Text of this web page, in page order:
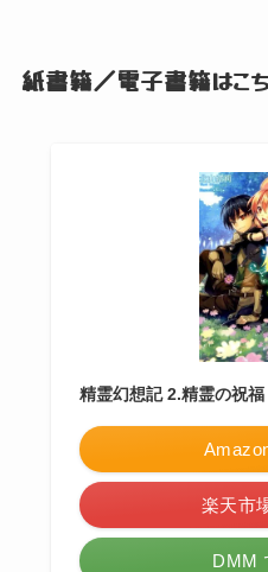
紙書籍／電子書籍はこ
精霊幻想記 2.精霊の祝
楽天市
DMM